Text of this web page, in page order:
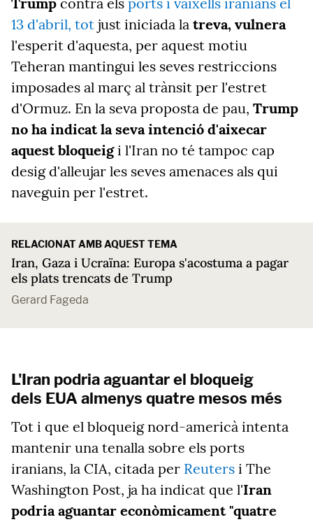
13 d'abril, tot just iniciada la treva, vulnera
l'esperit d'aquesta, per aquest motiu
Teheran mantingui les seves restriccions
imposades al març al trànsit per l'estret
d'Ormuz. En la seva proposta de pau, Trump
no ha indicat la seva intenció d'aixecar
aquest bloqueigi l'Iran no té tampoc cap
desig d'alleujar les seves amenaces als qui
naveguin per l'estret.
RELACIONAT AMB AQUEST TEMA
Iran, Gaza i Ucraïna: Europa s'acostuma a pagar
els plats trencats de Trump
Gerard Fageda
L'Iran podria aguantar el bloqueig
dels EUA almenys quatre mesos més
Tot i que el bloqueig nord-americà intenta
mantenir una tenalla sobre els ports
iranians, la CIA, citada per Reuters i The
Washington Post, ja ha indicat que l'Iran
podria aguantar econòmicament "quatre